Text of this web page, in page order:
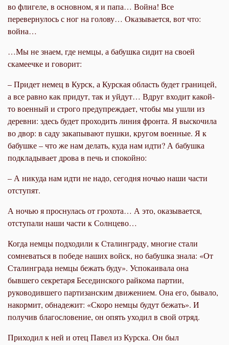
во флигеле, в основном, я и папа… Война! Все
перевернулось с ног на голову… Оказывается, вот что:
война…
…Мы не знаем, где немцы, а бабушка сидит на своей
скамеечке и говорит:
– Придет немец в Курск, а Курская область будет границей,
а все равно как придут, так и уйдут… Вдруг входит какой-
то военный и строго предупреждает, чтобы мы ушли из
деревни: здесь будет проходить линия фронта. Я выскочила
во двор: в саду закапывают пушки, кругом военные. Я к
бабушке – что же нам делать, куда нам идти? А бабушка
подкладывает дрова в печь и спокойно:
– А никуда нам идти не надо, сегодня ночью наши части
отступят.
А ночью я проснулась от грохота… А это, оказывается,
отступали наши части к Солнцево…
Когда немцы подходили к Сталинграду, многие стали
сомневаться в победе наших войск, но бабушка знала: «От
Сталинграда немцы бежать буду». Успокаивала она
бывшего секретаря Бесединского райкома партии,
руководившего партизанским движением. Она его, бывало,
накормит, обнадежит: «Скоро немцы будут бежать». И
получив благословение, он опять уходил в свой отряд.
Приходил к ней и отец Павел из Курска. Он был